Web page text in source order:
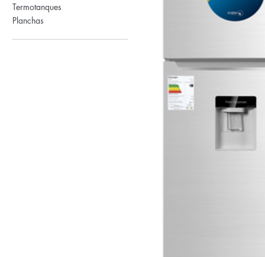
Termotanques
Planchas